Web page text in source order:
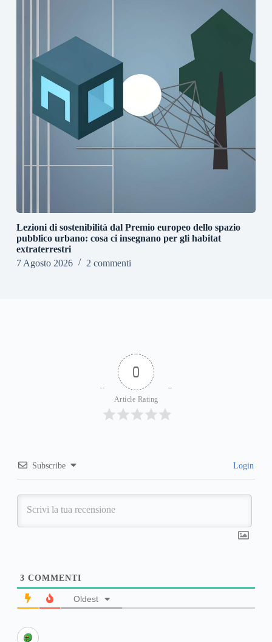
Lezioni di sostenibilità dal Premio europeo dello spazio
pubblico urbano: cosa ci insegnano per gli habitat
extraterrestri
7 Agosto 2026
2 commenti
0
Article Rating
Subscribe Login
3 COMMENTI
Oldest